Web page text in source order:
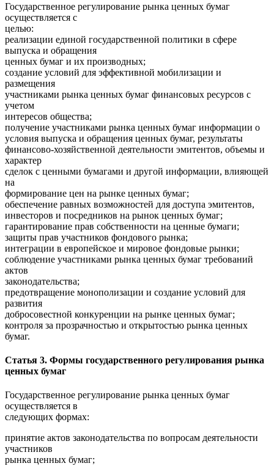
Государственное регулирование рынка ценных бумаг
осуществляется с
целью:
реализации единой государственной политики в сфере
выпуска и обращения
ценных бумаг и их производных;
создание условий для эффективной мобилизации и
размещения
участниками рынка ценных бумаг финансовых ресурсов с
учетом
интересов общества;
получение участниками рынка ценных бумаг информации о
условия выпуска и обращения ценных бумаг, результаты
финансово-хозяйственной деятельности эмитентов, объемы и
характер
сделок с ценными бумагами и другой информации, влияющей
на
формирование цен на рынке ценных бумаг;
обеспечение равных возможностей для доступа эмитентов,
инвесторов и посредников на рынок ценных бумаг;
гарантирование прав собственности на ценные бумаги;
защиты прав участников фондового рынка;
интеграции в европейское и мировое фондовые рынки;
соблюдение участниками рынка ценных бумаг требований
актов
законодательства;
предотвращение монополизации и создание условий для
развития
добросовестной конкуренции на рынке ценных бумаг;
контроля за прозрачностью и открытостью рынка ценных
бумаг.
Статья 3. Формы государственного регулирования рынка
ценных бумаг
Государственное регулирование рынка ценных бумаг
осуществляется в
следующих формах:
принятие актов законодательства по вопросам деятельности
участников
рынка ценных бумаг;